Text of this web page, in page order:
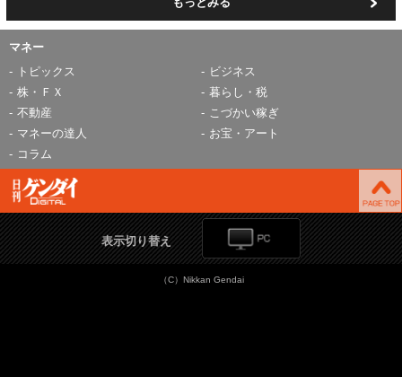
マネー
トピックス
ビジネス
株・ＦＸ
暮らし・税
不動産
こづかい稼ぎ
マネーの達人
お宝・アート
コラム
表示切り替え
（C）Nikkan Gendai